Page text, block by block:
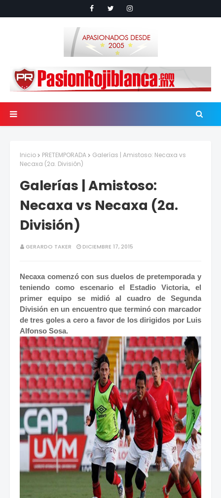
Inicio PRETEMPORADA
Galerías | Amistoso: Necaxa vs
Necaxa (2a. División)
Galerías | Amistoso:
Necaxa vs Necaxa (2a.
División)
GERARDO TAKER DICIEMBRE 17, 2015
Necaxa comenzó con sus duelos de pretemporada y
teniendo como escenario el Estadio Victoria, el
primer equipo se midió al cuadro de Segunda
División en un encuentro que terminó con marcador
de tres goles a cero a favor de los dirigidos por Luis
Alfonso Sosa.